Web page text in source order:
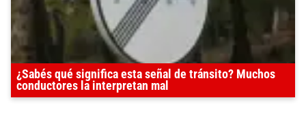
¿Sabés qué significa esta señal de tránsito? Muchos
conductores la interpretan mal